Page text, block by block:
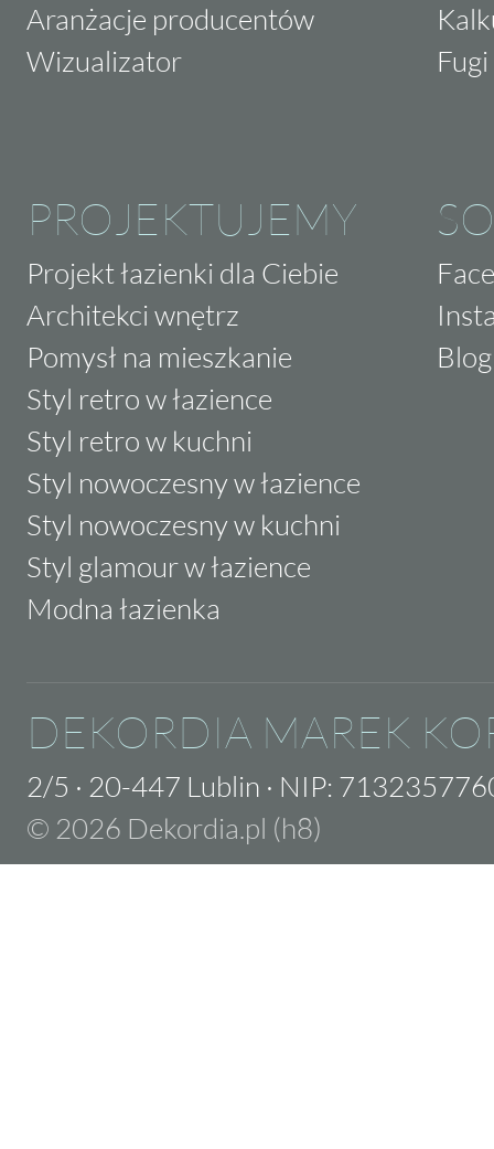
Aranżacje producentów
Wizualizator
PROJEKTUJEMY
Projekt łazienki dla Ciebie
Architekci wnętrz
Pomysł na mieszkanie
Styl retro w łazience
Styl retro w kuchni
Styl nowoczesny w łazience
Styl nowoczesny w kuchni
Styl glamour w łazience
Modna łazienka
Blog
DEKORDIA MAREK
2/5 · 20-447 Lublin · NIP:
© 2026 Dekordia.pl (h8)